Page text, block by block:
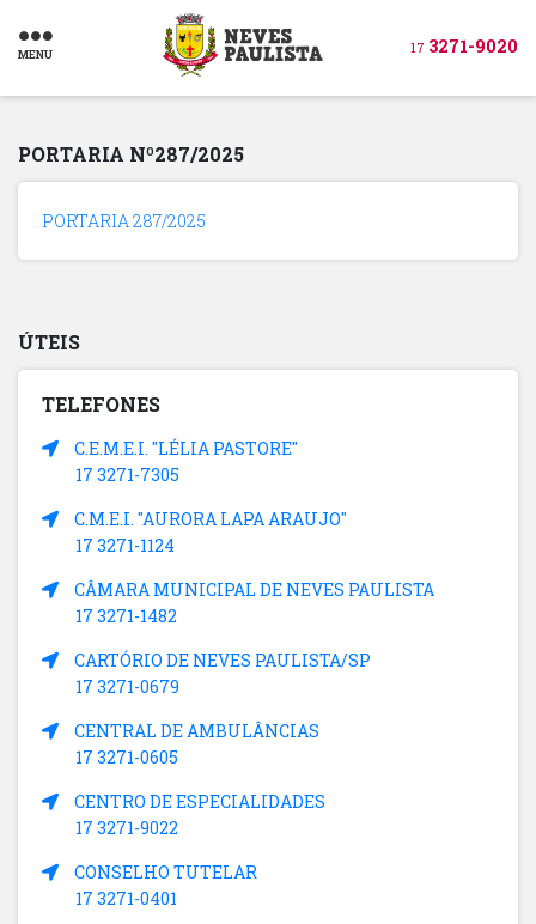
MENU 17 3271-9020
PORTARIA Nº287/2025
PORTARIA 287/2025
ÚTEIS
TELEFONES
C.E.M.E.I. "LÉLIA PASTORE"
17 3271-7305
C.M.E.I. "AURORA LAPA ARAUJO"
17 3271-1124
CÂMARA MUNICIPAL DE NEVES PAULISTA
17 3271-1482
CARTÓRIO DE NEVES PAULISTA/SP
17 3271-0679
CENTRAL DE AMBULÂNCIAS
17 3271-0605
CENTRO DE ESPECIALIDADES
17 3271-9022
CONSELHO TUTELAR
17 3271-0401